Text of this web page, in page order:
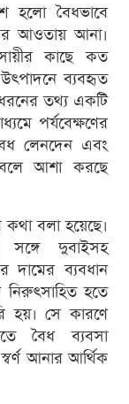
হলো বৈধভাবে
আওতায় আনা।
কাছে কত
ব্যবহৃত
তথ্য একটি
পর্যবেক্ষণের
লেনদেন এবং
আশা করছে
বলা হয়েছে।
সঙ্গে দুবাইসহ
দামের ব্যবধান
নিরুৎসাহিত হতে
হয়। সে কারণে
বৈধ ব্যবসা
আনার আর্থিক